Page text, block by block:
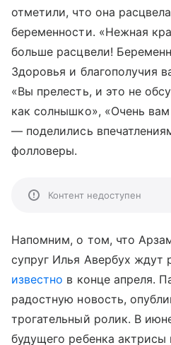
отметили, что она
беременности. «Нежная
больше расцвели!
Здоровья и благополучия
«Вы прелесть, и это не
как солнышко», «Очень
— поделились
фолловеры.
Контент недоступен
Напомним, о том, что
супруг Илья Авербух ждут
известно в конце апреля.
радостную новость,
трогательный ролик. В
будущего ребенка актрисы